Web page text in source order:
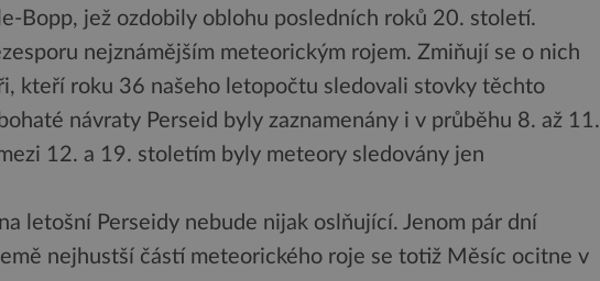
Bopp, jež ozdobily oblohu posledních roků 20. století.
nejznámějším meteorickým rojem. Zmiňují se o nich
kteří roku 36 našeho letopočtu sledovali stovky těchto
návraty Perseid byly zaznamenány i v průběhu 8. až 11.
12. a 19. stoletím byly meteory sledovány jen
letošní Perseidy nebude nijak oslňující. Jenom pár dní
nejhustší částí meteorického roje se totiž Měsíc ocitne v